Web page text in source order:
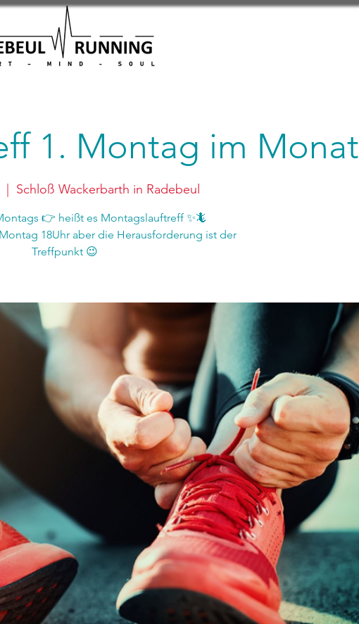
1. Montag im Monat
Schloß Wackerbarth in Radebeul
👉 heißt es Montagslauftreff ✨🦎
18Uhr aber die Herausforderung ist der